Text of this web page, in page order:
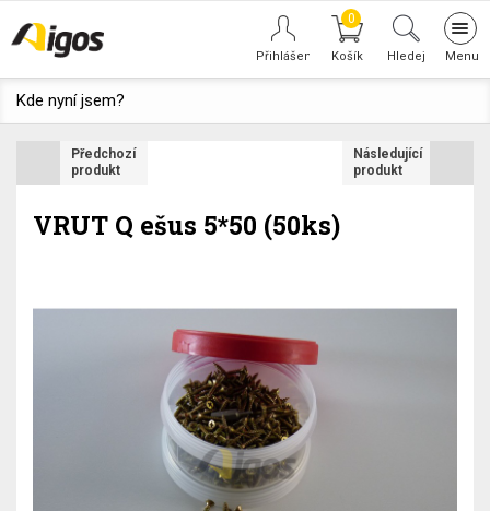
0
Hledej
Kde nyní jsem?
Předchozí
produkt
Následující
produkt
VRUT Q ešus 5*50 (50ks)